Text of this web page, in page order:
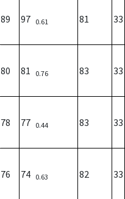
89 97 0.61 81 33
80 81 0.76 83 33
78 77 0.44 83 33
76 74 0.63 82 33